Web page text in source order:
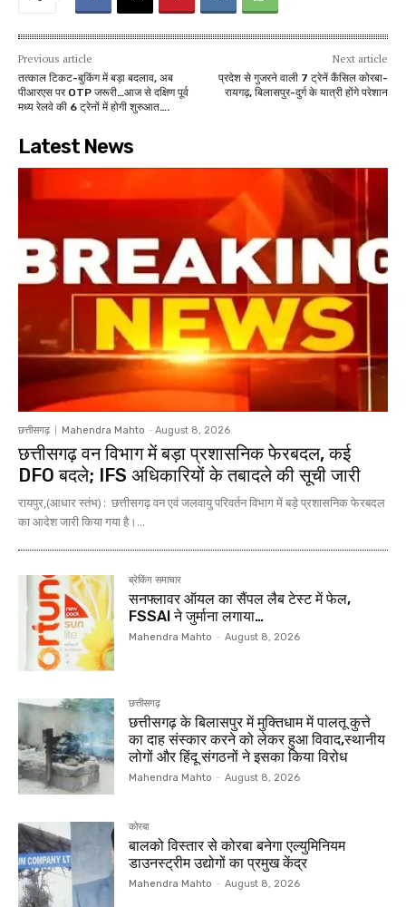
Previous article
तत्काल टिकट-बुकिंग में बड़ा बदलाव, अब
पीआरएस पर OTP जरूरी…आज से दक्षिण पूर्व
मध्य रेलवे की 6 ट्रेनों में होगी शुरुआत….
Next article
प्रदेश से गुजरने वाली 7 ट्रेनें कैंसिल कोरबा-
रायगढ़, बिलासपुर-दुर्ग के यात्री होंगे परेशान
Latest News
छत्तीसगढ़ Mahendra Mahto - August 8, 2026
छत्तीसगढ़ वन विभाग में बड़ा प्रशासनिक फेरबदल, कई
DFO बदले; IFS अधिकारियों के तबादले की सूची जारी
रायपुर,(आधार स्तंभ) : छत्तीसगढ़ वन एवं जलवायु परिवर्तन विभाग में बड़े प्रशासनिक फेरबदल
का आदेश जारी किया गया है।...
ब्रेकिंग समाचार
सनफ्लावर ऑयल का सैंपल लैब टेस्ट में फेल,
FSSAI ने जुर्माना लगाया…
Mahendra Mahto - August 8, 2026
छत्तीसगढ़
छत्तीसगढ़ के बिलासपुर में मुक्तिधाम में पालतू कुत्ते
का दाह संस्कार करने को लेकर हुआ विवाद,स्थानीय
लोगों और हिंदू संगठनों ने इसका किया विरोध
Mahendra Mahto - August 8, 2026
कोरबा
बालको विस्तार से कोरबा बनेगा एल्युमिनियम
डाउनस्ट्रीम उद्योगों का प्रमुख केंद्र
Mahendra Mahto - August 8, 2026